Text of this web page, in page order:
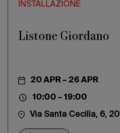
INSTALLAZIONE
Listone Giordano
20 APR – 26 APR
10:00 – 19:00
Via Santa Cecilia, 6,